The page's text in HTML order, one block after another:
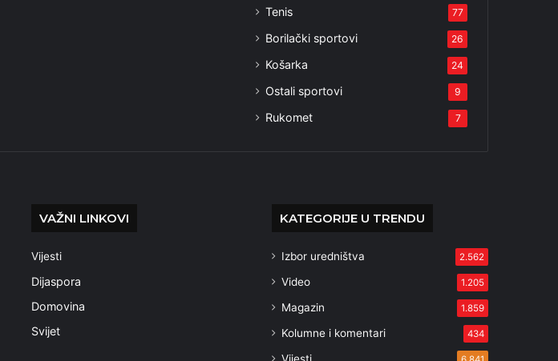
Tenis 77
Borilački sportovi 26
Košarka 24
Ostali sportovi 9
Rukomet 7
VAŽNI LINKOVI
Vijesti
Dijaspora
Domovina
Svijet
KATEGORIJE U TRENDU
Izbor uredništva 2.562
Video 1.205
Magazin 1.859
Kolumne i komentari 434